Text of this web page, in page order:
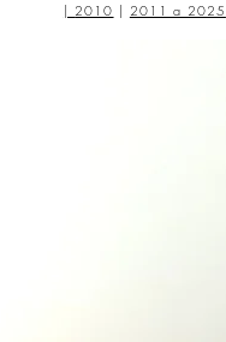
| 2010 | 2011 a 2025